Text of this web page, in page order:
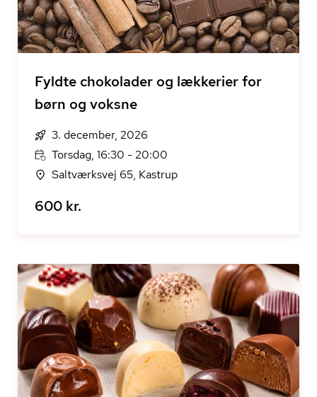
Fyldte chokolader og lækkerier for
børn og voksne
3. december, 2026
Torsdag, 16:30 - 20:00
Saltværksvej 65, Kastrup
600 kr.